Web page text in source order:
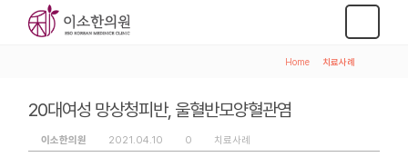
Home 치료사례
20대여성 망상청피반, 울혈반모양혈관염
이소한의원 2021.04.10 0 치료사례